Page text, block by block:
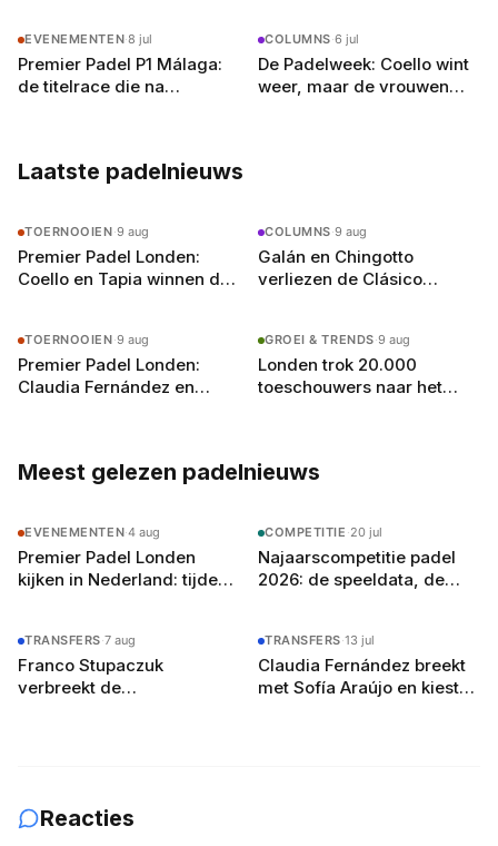
lokale club in Amsterdam-Oost en droomt hij
van een terugkeer naar het P2-circuit — als
journalist, welteverstaan.
EVENEMENTEN·8 jul
Premier Padel P1 Málaga:
de titelrace die na
COLUMNS·6 jul
De Padelweek: Coello wint
weer, maar de vrouwen
Laatste padelnieuws
TOERNOOIEN·9 aug
Premier Padel Londen:
Coello en Tapia winnen de
COLUMNS·9 aug
Galán en Chingotto
verliezen de Clásico
geen toeval
TOERNOOIEN·9 aug
Premier Padel Londen:
Claudia Fernández en
GROEI & TRENDS·9 aug
Londen trok 20.000
toeschouwers naar het
Meest gelezen padelnieuws
EVENEMENTEN·4 aug
Premier Padel Londen
kijken in Nederland: tijden,
COMPETITIE ·20 jul
Najaarscompetitie padel
2026: de speeldata, de
TRANSFERS·7 aug
Franco Stupaczuk
verbreekt de
TRANSFERS·13 jul
Claudia Fernández breekt
met Sofía Araújo en kiest
Reacties